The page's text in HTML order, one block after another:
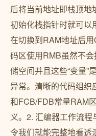
后将当前地址即栈顶地
初始化栈指针时就可以
在切换到RAM地址后
码区使用RMB虽然不
储空间并且这些“变量”
异常。清晰的代码组织
和FCB/FDB常量RAM
义。2. 汇编器工作流
令我们就能完整地看透